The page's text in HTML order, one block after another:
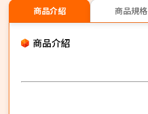
商品介紹 商品規格
商品介紹